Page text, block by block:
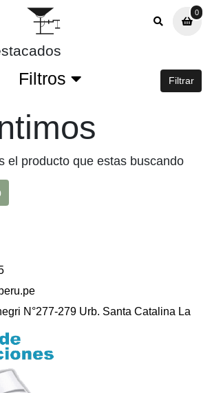
0
0
Filtros Filtrar
el producto que estas buscando
N°277-279 Urb. Santa Catalina La